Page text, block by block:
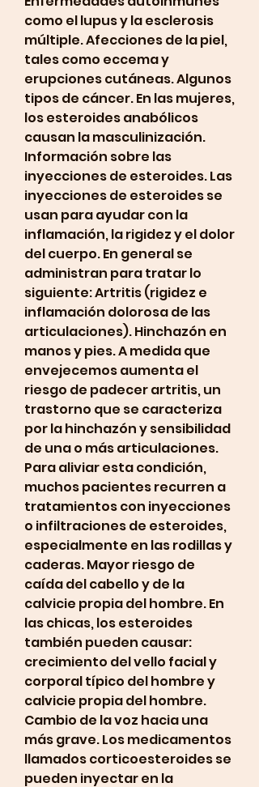
como el lupus y la esclerosis
múltiple. Afecciones de la piel,
tales como eccema y
erupciones cutáneas. Algunos
tipos de cáncer. En las mujeres,
los esteroides anabólicos
causan la masculinización.
Información sobre las
inyecciones de esteroides. Las
inyecciones de esteroides se
usan para ayudar con la
inflamación, la rigidez y el dolor
del cuerpo. En general se
administran para tratar lo
siguiente: Artritis (rigidez e
inflamación dolorosa de las
articulaciones). Hinchazón en
manos y pies. A medida que
envejecemos aumenta el
riesgo de padecer artritis, un
trastorno que se caracteriza
por la hinchazón y sensibilidad
de una o más articulaciones.
Para aliviar esta condición,
muchos pacientes recurren a
tratamientos con inyecciones
o infiltraciones de esteroides,
especialmente en las rodillas y
caderas. Mayor riesgo de
caída del cabello y de la
calvicie propia del hombre. En
las chicas, los esteroides
también pueden causar:
crecimiento del vello facial y
corporal típico del hombre y
calvicie propia del hombre.
Cambio de la voz hacia una
más grave. Los medicamentos
llamados corticoesteroides se
pueden inyectar en la